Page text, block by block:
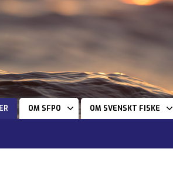
OM SFPO OM SVENSKT FISKE